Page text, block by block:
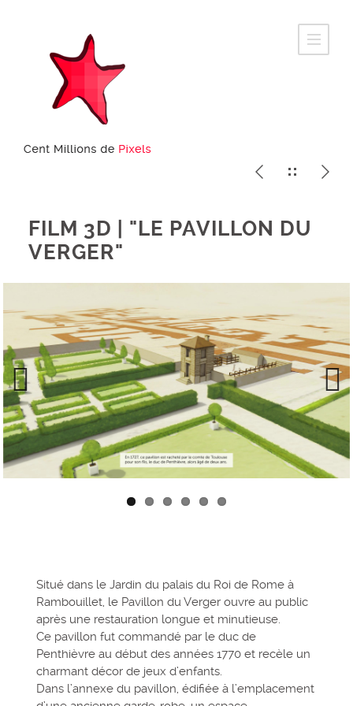
FILM 3D | "LE PAVILLON DU
VERGER"
Previous Next
Situé dans le Jardin du palais du Roi de Rome à
Rambouillet, le Pavillon du Verger ouvre au public
après une restauration longue et minutieuse.
Ce pavillon fut commandé par le duc de
Penthièvre au début des années 1770 et recèle un
charmant décor de jeux d’enfants.
Dans l’annexe du pavillon, édifiée à l’emplacement